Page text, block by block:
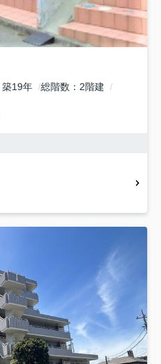
築19年 総階数
2階建